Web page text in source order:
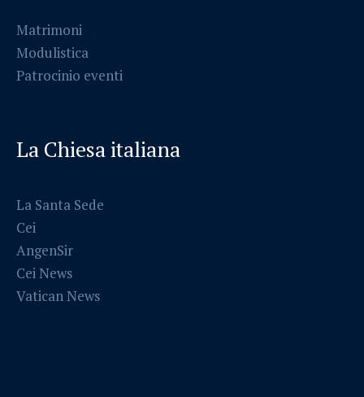
Matrimoni
Modulistica
Patrocinio eventi
La Chiesa italiana
La Santa Sede
Cei
AngenSir
Cei News
Vatican News